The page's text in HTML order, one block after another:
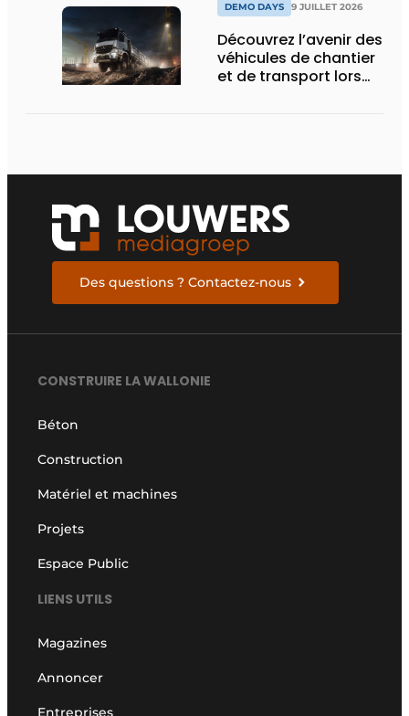
DEMO DAYS 9 JUILLET 2026
Découvrez l’avenir des
véhicules de chantier
et de transport lors
Des questions ? Contactez-nous
CONSTRUIRE LA WALLONIE
Béton
Construction
Matériel et machines
Projets
Espace Public
LIENS UTILS
Magazines
Annoncer
Entreprises